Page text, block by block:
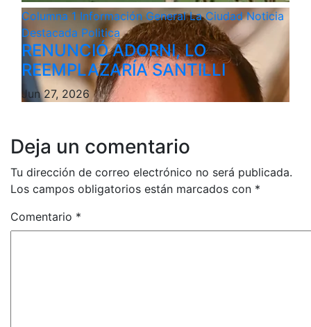
Columna 1 Información GeneralLa CiudadNoticia
Destacada Politica
RENUNCIÓ ADORNI, LO
REEMPLAZARÍA SANTILLI
Jun 27, 2026
Deja un comentario
Tu dirección de correo electrónico no será publicada.
Los campos obligatorios están marcados con *
Comentario *